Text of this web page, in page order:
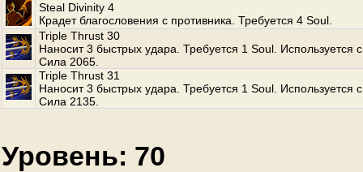
Steal Divinity 4
Крадет благословения с противника. Требуется 4 Soul.
Triple Thrust 30
Наносит 3 быстрых удара. Требуется 1 Soul. Используется
Сила 2065.
Triple Thrust 31
Наносит 3 быстрых удара. Требуется 1 Soul. Используется
Сила 2135.
Уровень: 70